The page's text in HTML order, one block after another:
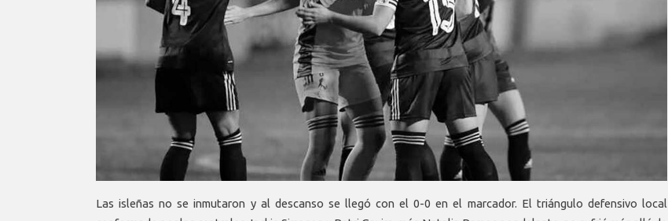
Las isleñas no se inmutaron y al descanso se llegó con el 0-0 en el marcador. El triángulo defensivo local